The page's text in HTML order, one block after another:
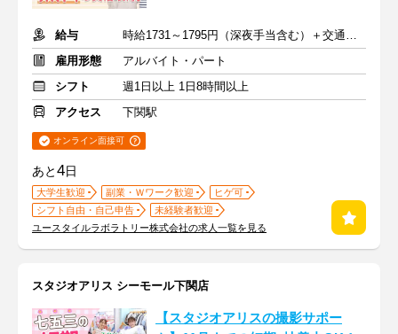
給与
時給1731～1795円（深夜手当含む）＋交通費支給
雇用形態
アルバイト・パート
シフト
週1日以上 1日8時間以上
アクセス
下関駅
オンライン面接可
あと4日
大学生歓迎 副業・Ｗワーク歓迎
ヒゲ可
シフト自由・自己申告
未経験者歓迎
ユースタイルラボラトリー株式会社の求人一覧を見る
スタジオアリス シーモール下関店
【スタジオアリスの撮影サポー